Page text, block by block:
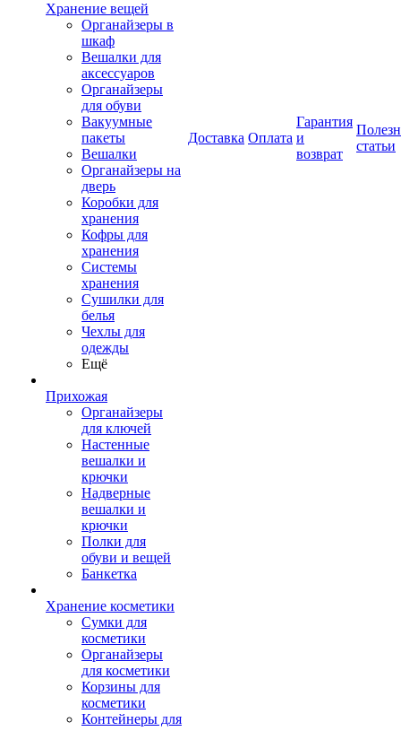
Хранение вещей
Органайзеры в
шкаф
Вешалки для
аксессуаров
Органайзеры
для обуви
Вакуумные
пакеты
Вешалки
Органайзеры на
дверь
Коробки для
хранения
Кофры для
хранения
Системы
хранения
Сушилки для
белья
Чехлы для
одежды
Ещё
Прихожая
Органайзеры
для ключей
Настенные
вешалки и
крючки
Надверные
вешалки и
крючки
Полки для
обуви и вещей
Банкетка
Хранение косметики
Сумки для
косметики
Органайзеры
для косметики
Корзины для
косметики
Контейнеры для
Доставка Оплата
Гарантия
и
возврат
статьи